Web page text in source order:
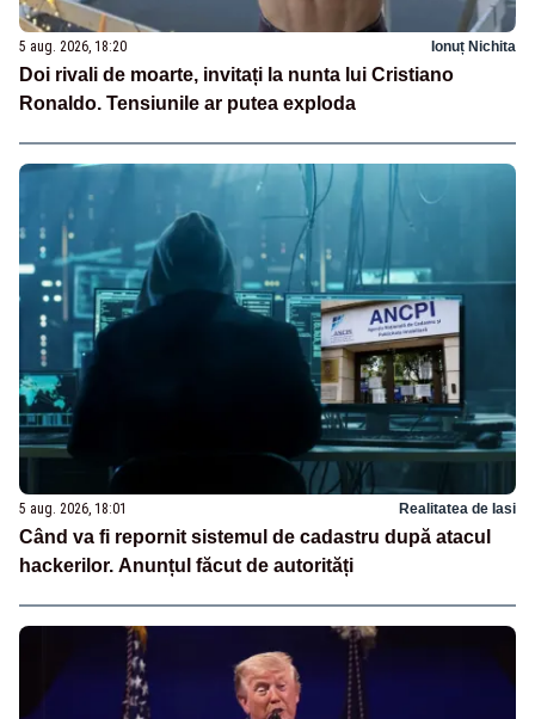
5 aug. 2026, 18:20 Ionuț Nichita
Doi rivali de moarte, invitați la nunta lui Cristiano
Ronaldo. Tensiunile ar putea exploda
5 aug. 2026, 18:01 Realitatea de Iasi
Când va fi repornit sistemul de cadastru după atacul
hackerilor. Anunțul făcut de autorități